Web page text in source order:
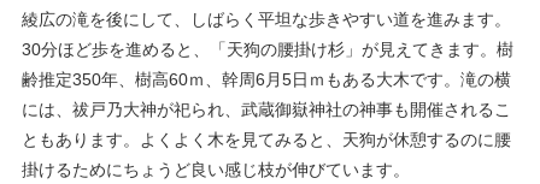
綾広の滝を後にして、しばらく平坦な歩きやすい道を進みます。
30分ほど歩を進めると、「天狗の腰掛け杉」が見えてきます。樹
齢推定350年、樹高60ｍ、幹周6月5日ｍもある大木です。滝の横
には、祓戸乃大神が祀られ、武蔵御嶽神社の神事も開催されるこ
ともあります。よくよく木を見てみると、天狗が休憩するのに腰
掛けるためにちょうど良い感じ枝が伸びています。